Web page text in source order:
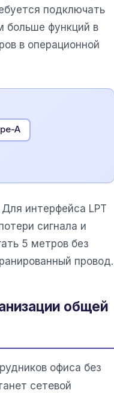
подключать
больше функций в
в операционной
A
интерфейса LPT
сигнала и
5 метров без
провод.
общей
офиса без
сетевой